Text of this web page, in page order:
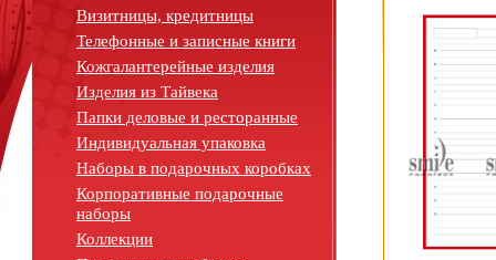
Визитницы, кредитницы
Телефонные и записные книги
Кожгалантерейные изделия
Изделия из Тайвека
Папки деловые и ресторанные
Индивидуальная упаковка
Наборы в подарочных коробках
Корпоративные подарочные
наборы
Коллекции